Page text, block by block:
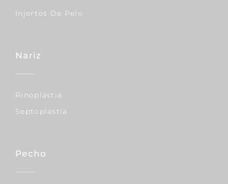
Injertos De Pelo
Nariz
Rinoplastia
Septoplastia
Pecho